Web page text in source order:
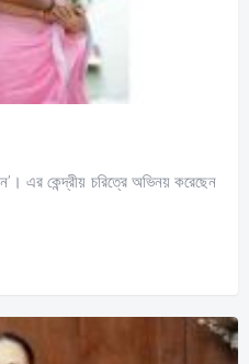
এর কেন্দ্রীয় চরিত্রে অভিনয় করেছেন